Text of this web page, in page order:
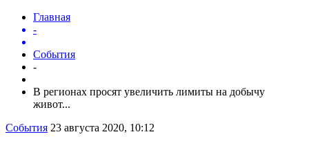
Главная
-
События
-
В регионах просят увеличить лимиты на добычу
живот...
События 23 августа 2020, 10:12